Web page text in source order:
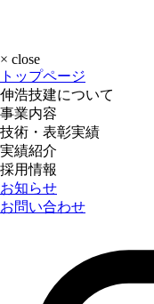
× close
トップページ
伸浩技建について
事業内容
技術・表彰実績
実績紹介
採用情報
お知らせ
お問い合わせ